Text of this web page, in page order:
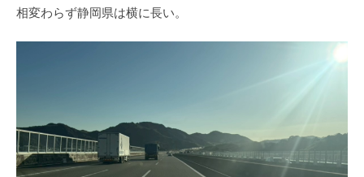
相変わらず静岡県は横に長い。